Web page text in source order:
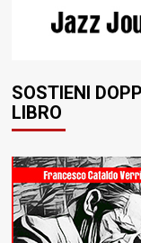
SOSTIENI
LIBRO